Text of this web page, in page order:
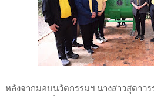
หลังจากมอบนวัตกรรมฯ นางสาวสุดาว